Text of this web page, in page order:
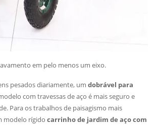
em pelo menos um eixo.
pesados diariamente, umdobrável para
com travessas de aço é mais seguro e
Para os trabalhos de paisagismo mais
modelo rígidocarrinho de jardim de aço com